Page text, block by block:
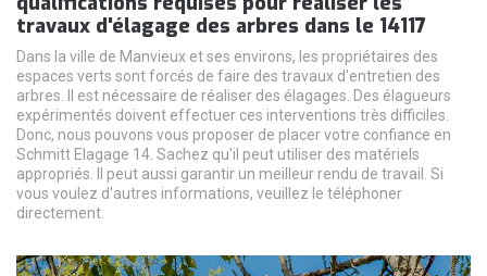
travaux d'élagage des arbres dans le 14117
Dans la ville de Manvieux et ses environs, les propriétaires des
espaces verts sont forcés de faire des travaux d'entretien des
arbres. Il est nécessaire de réaliser des élagages. Des élagueurs
expérimentés doivent effectuer ces interventions très difficiles.
Donc, nous pouvons vous proposer de placer votre confiance en
Schmitt Elagage 14. Sachez qu'il peut utiliser des matériels
appropriés. Il peut aussi garantir un meilleur rendu de travail. Si
vous voulez d'autres informations, veuillez le téléphoner
directement.